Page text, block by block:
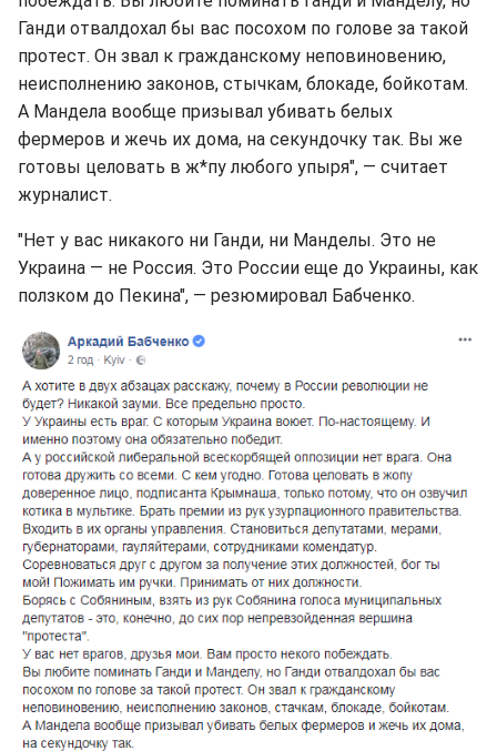
Ганди отвалдохал бы вас посохом по голове за такой
протест. Он звал к гражданскому неповиновению,
неисполнению законов, стычкам, блокаде, бойкотам.
А Мандела вообще призывал убивать белых
фермеров и жечь их дома, на секундочку так. Вы же
готовы целовать в ж*пу любого упыря", — считает
журналист.
"Нет у вас никакого ни Ганди, ни Манделы. Это не
Украина — не Россия. Это России еще до Украины, как
ползком до Пекина", — резюмировал Бабченко.